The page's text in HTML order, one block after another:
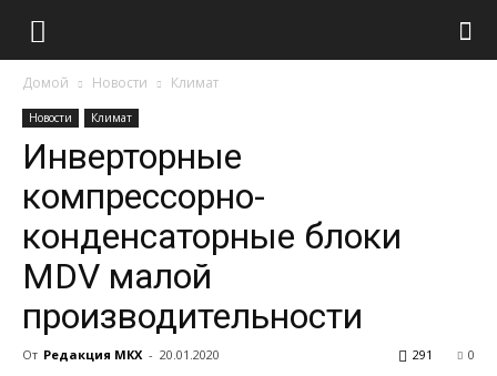
Домой Новости Климат
Новости Климат
Инверторные
компрессорно-
конденсаторные блоки
MDV малой
производительности
От Редакция МКХ - 20.01.2020 0
291